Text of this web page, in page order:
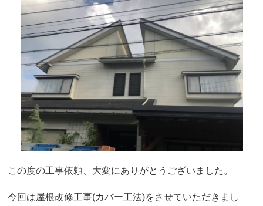
この度の工事依頼、大変にありがとうございました。
今回は屋根改修工事(カバー工法)をさせていただきまし